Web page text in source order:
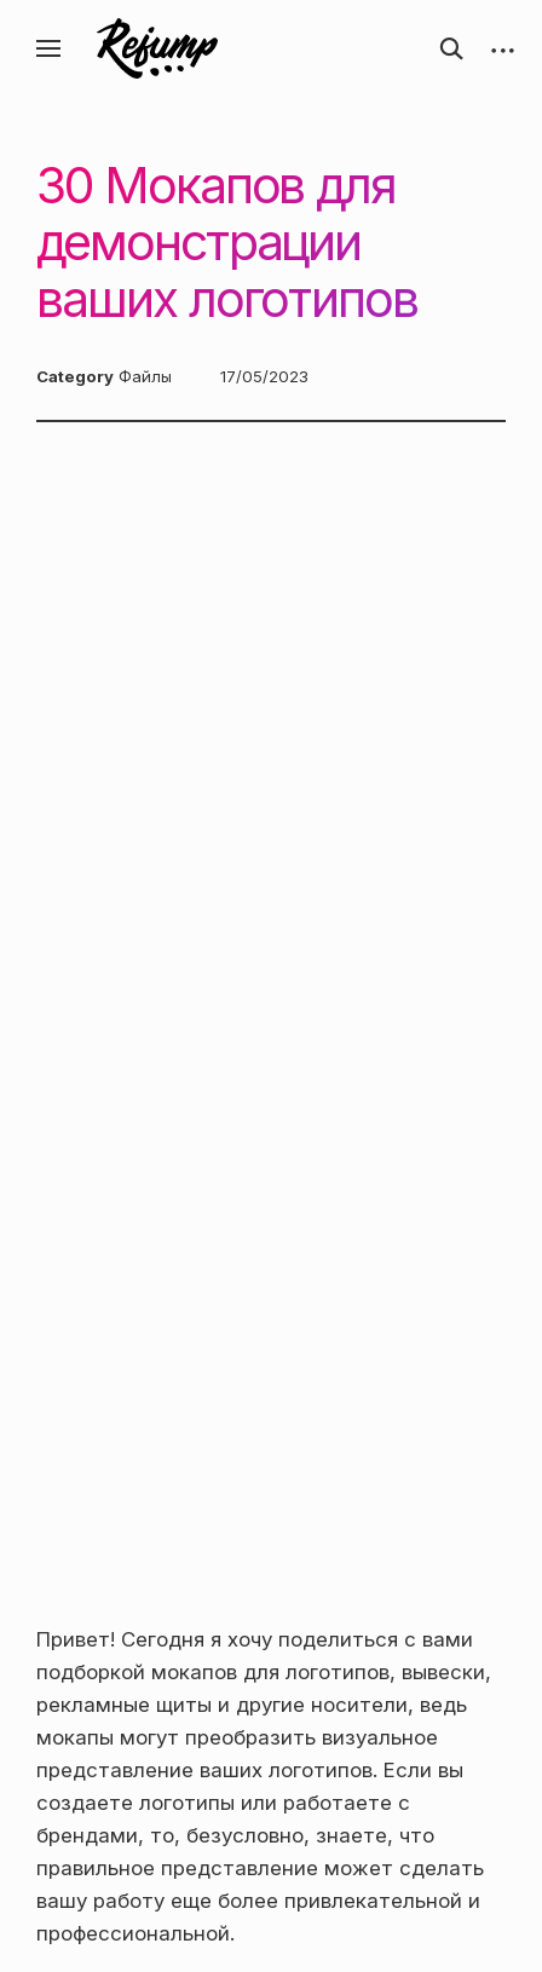
содержанию
Искусство, дизайн, вдохновение —
ReJump.ru
Блог о творчестве
открыть
форму
30 Мокапов для
демонстрации
ваших логотипов
Category Файлы
Posted
17/05/2023
Привет! Сегодня я хочу поделиться с вами
подборкой мокапов для логотипов, вывески,
рекламные щиты и другие носители, ведь
мокапы могут преобразить визуальное
представление ваших логотипов. Если вы
создаете логотипы или работаете с
брендами, то, безусловно, знаете, что
правильное представление может сделать
вашу работу еще более привлекательной и
профессиональной.